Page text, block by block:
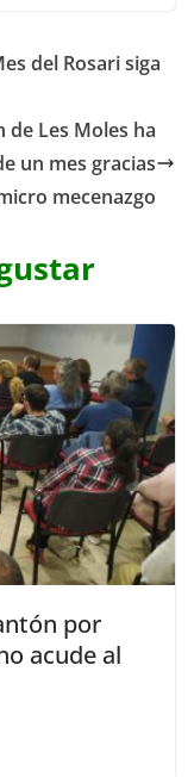
del Rosari siga
Les Moles ha
un mes gracias
mecenazgo
por
acude al